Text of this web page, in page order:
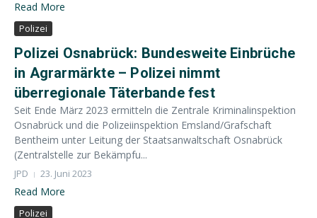
Read More
Polizei
Polizei Osnabrück: Bundesweite Einbrüche
in Agrarmärkte – Polizei nimmt
überregionale Täterbande fest
Seit Ende März 2023 ermitteln die Zentrale Kriminalinspektion
Osnabrück und die Polizeiinspektion Emsland/Grafschaft
Bentheim unter Leitung der Staatsanwaltschaft Osnabrück
(Zentralstelle zur Bekämpfu...
JPD 23. Juni 2023
Read More
Polizei